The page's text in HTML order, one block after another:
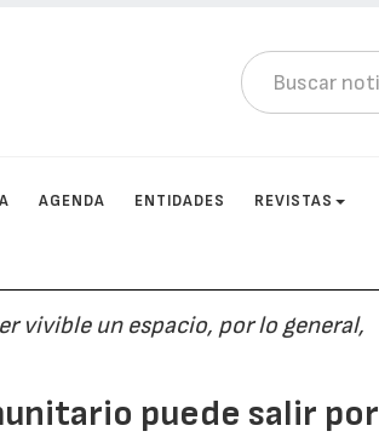
AGENDA ENTIDADES REVISTAS
vivible un espacio, por lo general,
puede salir por